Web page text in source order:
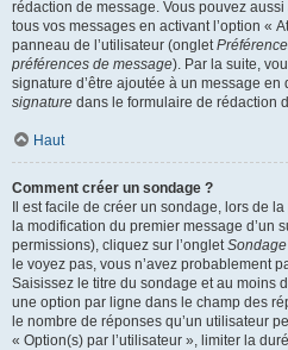
rédaction de message. Vous pouvez
tous vos messages en activant l’option «
panneau de l’utilisateur (onglet
préférences de message). Par la suite,
signature d’être ajoutée à un message
signature dans le formulaire de rédaction
Haut
Comment créer un sondage ?
Il est facile de créer un sondage, lors de
la modification du premier message d’un
permissions), cliquez sur l’ongletSondage
le voyez pas, vous n’avez probablement
Saisissez le titre du sondage et au moins
une option par ligne dans le champ des
le nombre de réponses qu’un utilisateur
« Option(s) par l’utilisateur », limiter la